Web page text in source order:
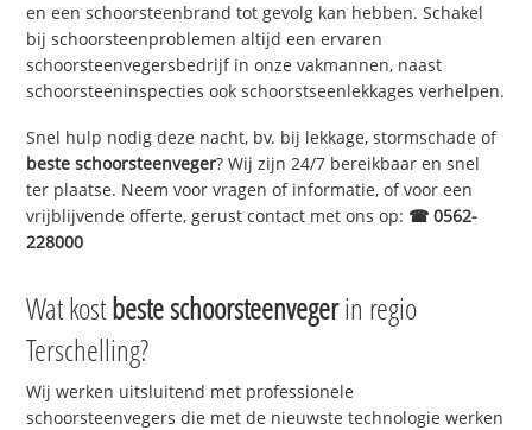
en een schoorsteenbrand tot gevolg kan hebben. Schakel
bij schoorsteenproblemen altijd een ervaren
schoorsteenvegersbedrijf in onze vakmannen, naast
schoorsteeninspecties ook schoorstseenlekkages verhelpen.
Snel hulp nodig deze nacht, bv. bij lekkage, stormschade of
beste schoorsteenveger? Wij zijn 24/7 bereikbaar en snel
ter plaatse. Neem voor vragen of informatie, of voor een
vrijblijvende offerte, gerust contact met ons op: ☎ 0562-
228000
Wat kostbeste schoorsteenvegerin regio
Terschelling?
Wij werken uitsluitend met professionele
schoorsteenvegers die met de nieuwste technologie werken